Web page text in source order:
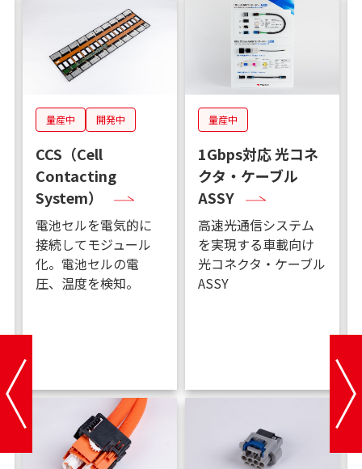
量産中 開発中
CCS（Cell
Contacting
System）
電池セルを電気的に
接続してモジュール
化。電池セルの電
圧、温度を検知。
量産中
1Gbps対応 光コネ
クタ・ケーブル
ASSY
高速光通信システム
を実現する車載向け
光コネクタ・ケーブル
ASSY